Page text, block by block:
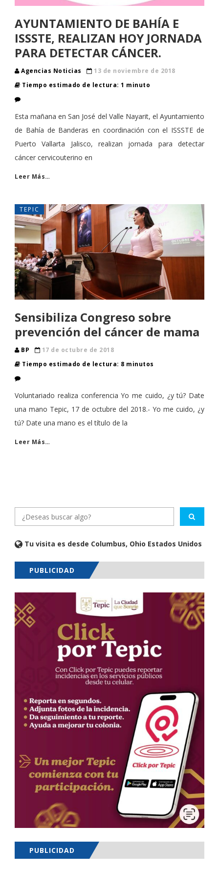
AYUNTAMIENTO DE BAHÍA E
ISSSTE, REALIZAN HOY JORNADA
PARA DETECTAR CÁNCER.
Agencias Noticias
13 de noviembre de 2018
Tiempo estimado de lectura: 1 minuto
Esta mañana en San José del Valle Nayarit, el Ayuntamiento
de Bahía de Banderas en coordinación con el ISSSTE de
Puerto Vallarta Jalisco, realizan jornada para detectar
cáncer cervicouterino en
Leer Más…
TEPIC
Sensibiliza Congreso sobre
prevención del cáncer de mama
BP
17 de octubre de 2018
Tiempo estimado de lectura: 8 minutos
Voluntariado realiza conferencia Yo me cuido, ¿y tú? Date
una mano Tepic, 17 de octubre del 2018.- Yo me cuido, ¿y
tú? Date una mano es el título de la
Leer Más…
Tu visita es desde Columbus, Ohio Estados Unidos
PUBLICIDAD
PUBLICIDAD